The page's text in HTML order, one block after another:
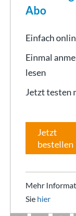
Abo
Einfach
Einmal
lesen
Jetzt testen
Jetzt
bestellen
Mehr
Sie hier